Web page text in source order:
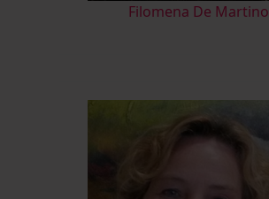
Filomena De Martino